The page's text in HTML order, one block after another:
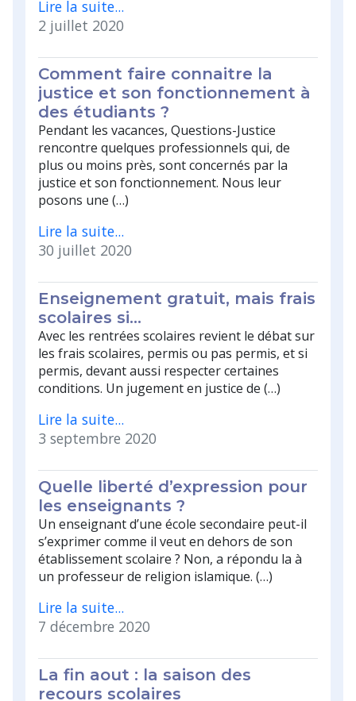
Lire la suite...
2 juillet 2020
Comment faire connaitre la
justice et son fonctionnement à
des étudiants ?
Pendant les vacances, Questions-Justice
rencontre quelques professionnels qui, de
plus ou moins près, sont concernés par la
justice et son fonctionnement. Nous leur
posons une (…)
Lire la suite...
30 juillet 2020
Enseignement gratuit, mais frais
scolaires si…
Avec les rentrées scolaires revient le débat sur
les frais scolaires, permis ou pas permis, et si
permis, devant aussi respecter certaines
conditions. Un jugement en justice de (…)
Lire la suite...
3 septembre 2020
Quelle liberté d’expression pour
les enseignants ?
Un enseignant d’une école secondaire peut-il
s’exprimer comme il veut en dehors de son
établissement scolaire ? Non, a répondu la à
un professeur de religion islamique. (…)
Lire la suite...
7 décembre 2020
La fin aout : la saison des
recours scolaires